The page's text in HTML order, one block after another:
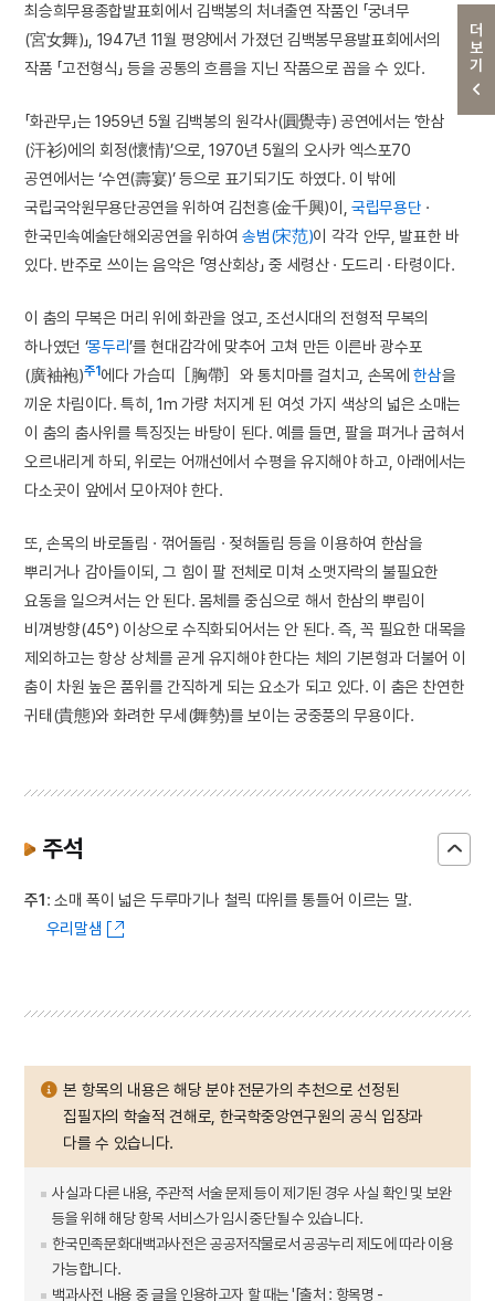
더보기
최승희무용종합발표회에서 김백봉의 처녀출연 작품인 「궁녀무
(宮女舞)」, 1947년 11월 평양에서 가졌던 김백봉무용발표회에서의
작품 「고전형식」 등을 공통의 흐름을 지닌 작품으로 꼽을 수 있다.
「화관무」는 1959년 5월 김백봉의 원각사(圓覺寺) 공연에서는 ‘한삼
(汗衫)에의 회정(懷情)’으로, 1970년 5월의 오사카 엑스포70
공연에서는 ‘수연(壽宴)’ 등으로 표기되기도 하였다. 이 밖에
국립국악원무용단공연을 위하여 김천흥(金千興)이, 국립무용단 ·
한국민속예술단해외공연을 위하여송범(宋范)이 각각 안무, 발표한 바
있다. 반주로 쓰이는 음악은 「영산회상」 중 세령산 · 도드리 · 타령이다.
이 춤의 무복은 머리 위에 화관을 얹고, 조선시대의 전형적 무복의
하나였던 ‘몽두리’를 현대감각에 맞추어 고쳐 만든 이른바 광수포
(廣袖袍)주1 에다 가슴띠［胸帶］와 통치마를 걸치고, 손목에한삼을
끼운 차림이다. 특히, 1m 가량 처지게 된 여섯 가지 색상의 넓은 소매는
이 춤의 춤사위를 특징짓는 바탕이 된다. 예를 들면, 팔을 펴거나 굽혀서
오르내리게 하되, 위로는 어깨선에서 수평을 유지해야 하고, 아래에서는
다소곳이 앞에서 모아져야 한다.
또, 손목의 바로돌림 · 꺾어돌림 · 젖혀돌림 등을 이용하여 한삼을
뿌리거나 감아들이되, 그 힘이 팔 전체로 미쳐 소맷자락의 불필요한
요동을 일으켜서는 안 된다. 몸체를 중심으로 해서 한삼의 뿌림이
비껴방향(45°) 이상으로 수직화되어서는 안 된다. 즉, 꼭 필요한 대목을
제외하고는 항상 상체를 곧게 유지해야 한다는 체의 기본형과 더불어 이
춤이 차원 높은 품위를 간직하게 되는 요소가 되고 있다. 이 춤은 찬연한
귀태(貴態)와 화려한 무세(舞勢)를 보이는 궁중풍의 무용이다.
주석
주1: 소매 폭이 넓은 두루마기나 철릭 따위를 통틀어 이르는 말.
우리말샘
본 항목의 내용은 해당 분야 전문가의 추천으로 선정된
집필자의 학술적 견해로, 한국학중앙연구원의 공식 입장과
다를 수 있습니다.
사실과 다른 내용, 주관적 서술 문제 등이 제기된 경우 사실 확인 및 보완
등을 위해 해당 항목 서비스가 임시 중단될 수 있습니다.
한국민족문화대백과사전은 공공저작물로서 공공누리 제도에 따라 이용
가능합니다.
백과사전 내용 중 글을 인용하고자 할 때는 '[출처 : 항목명 -